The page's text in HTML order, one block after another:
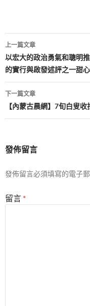
文
章
導
覽
上一篇文章
以宏大的政治勇氣和聰明
的實行與啟發述評之一甜
下一篇文章
【內蒙古晨網】7旬白叟
發佈留言
發佈留言必須填寫的電子
留言 *